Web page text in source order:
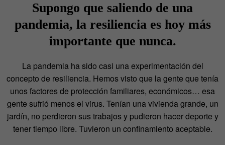
Supongo que saliendo de una
pandemia, la resiliencia es hoy más
importante que nunca.
La pandemia ha sido casi una experimentación del
concepto de resiliencia. Hemos visto que la gente que tenía
unos factores de protección familiares, económicos… esa
gente sufrió menos el virus. Tenían una vivienda grande, un
jardín, no perdieron sus trabajos y pudieron hacer deporte y
tener tiempo libre. Tuvieron un confinamiento aceptable.